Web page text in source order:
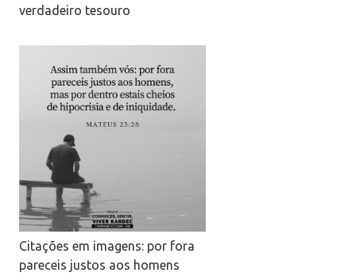
verdadeiro tesouro
Citações em imagens: por fora
pareceis justos aos homens